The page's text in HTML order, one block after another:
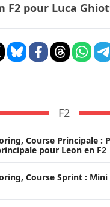
F2 pour Luca
F2
Course Principale :
pour Leon en F2
Course Sprint : Mini